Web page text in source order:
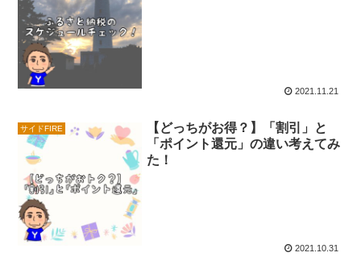
2021.11.21
サイドFIRE
【どっちがお得？】「割引」と
「ポイント還元」の違い考えてみ
た！
2021.10.31